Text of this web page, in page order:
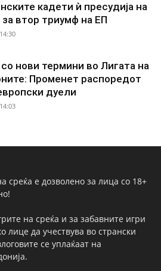
кадети ѝ пресудија на
за втор триумф на ЕП
нови термини во Лигата на
Променет распоредот
дуели
среќа е дозволено за лица со 18+
на среќа и за забавните игри
лице да учествува во странски
се уплаќаат на